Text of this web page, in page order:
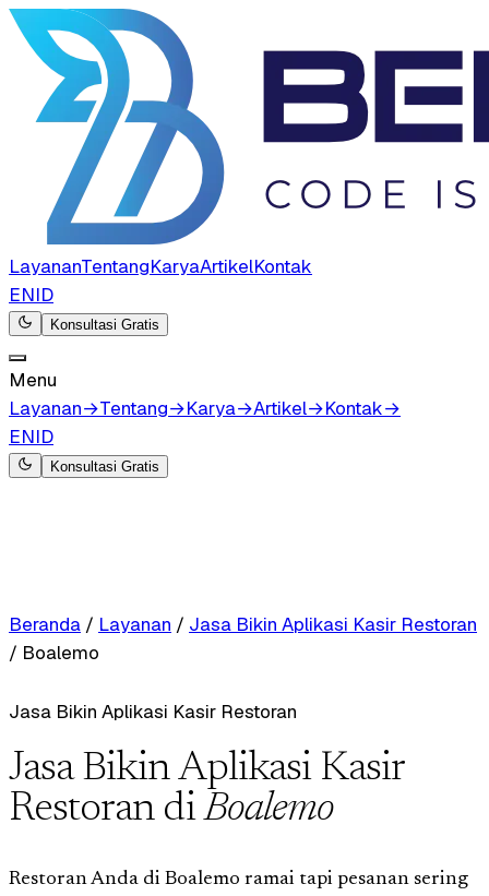
LayananTentangKaryaArtikelKontak
ENID
Konsultasi Gratis
Menu
Layanan→Tentang→Karya→Artikel→Kontak→
ENID
Konsultasi Gratis
Beranda / Layanan / Jasa Bikin Aplikasi Kasir Restoran
/ Boalemo
Jasa Bikin Aplikasi Kasir Restoran
Jasa Bikin Aplikasi Kasir
Restoran diBoalemo
Restoran Anda di Boalemo ramai tapi pesanan sering